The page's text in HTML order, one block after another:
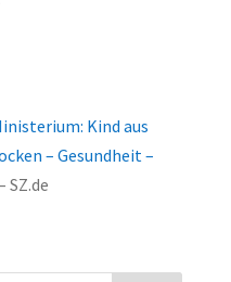
Kind aus
– Gesundheit –
SZ.de